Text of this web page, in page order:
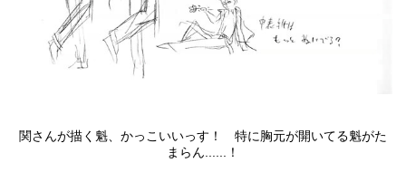
関さんが描く魁、かっこいいっす！ 特に胸元が開いてる魁がた
まらん......！